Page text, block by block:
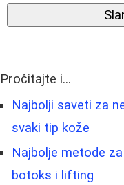
Pročitajte i...
Najbolji saveti za
svaki tip kože
Najbolje metode
botoks i lifting